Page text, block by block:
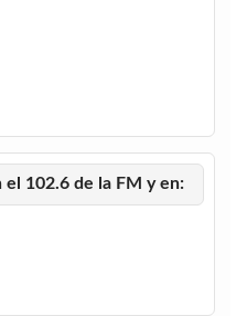
el 102.6 de la FM y en: